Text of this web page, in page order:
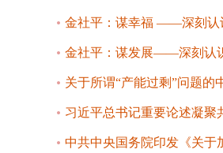
金社平：谋幸福 ——深刻认
金社平：谋发展——深刻认
关于所谓“产能过剩”问题的
习近平总书记重要论述凝聚
中共中央国务院印发《关于